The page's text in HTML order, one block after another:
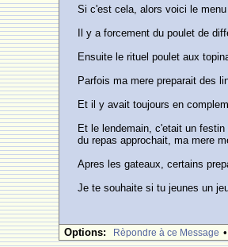
Si c'est cela, alors voici le
Il y a forcement du poulet de
Ensuite le rituel poulet aux
Parfois ma mere preparait des
Et il y avait toujours en
Et le lendemain, c'etait un
du repas approchait, ma mere
Apres les gateaux, certains
Je te souhaite si tu jeunes un
Options: Rèpondre à ce Message •